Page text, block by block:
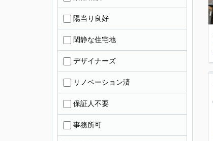
陽当り良好
閑静な住宅地
デザイナーズ
リノベーション済
保証人不要
事務所可